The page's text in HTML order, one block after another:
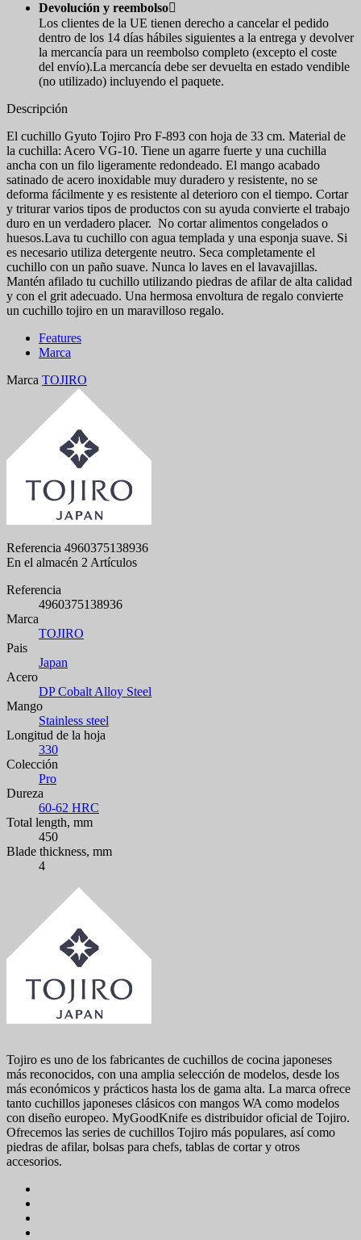
Devolución y reembolso
Los clientes de la UE tienen derecho a cancelar el pedido
dentro de los 14 días hábiles siguientes a la entrega y devolver
la mercancía para un reembolso completo (excepto el coste
del envío).La mercancía debe ser devuelta en estado vendible
(no utilizado) incluyendo el paquete.
Descripción
El cuchillo Gyuto Tojiro Pro F-893 con hoja de 33 cm. Material de
la cuchilla: Acero VG-10. Tiene un agarre fuerte y una cuchilla
ancha con un filo ligeramente redondeado. El mango acabado
satinado de acero inoxidable muy duradero y resistente, no se
deforma fácilmente y es resistente al deterioro con el tiempo. Cortar
y triturar varios tipos de productos con su ayuda convierte el trabajo
duro en un verdadero placer. No cortar alimentos congelados o
huesos.Lava tu cuchillo con agua templada y una esponja suave. Si
es necesario utiliza detergente neutro. Seca completamente el
cuchillo con un paño suave. Nunca lo laves en el lavavajillas.
Mantén afilado tu cuchillo utilizando piedras de afilar de alta calidad
y con el grit adecuado. Una hermosa envoltura de regalo convierte
un cuchillo tojiro en un maravilloso regalo.
Features
Marca
Marca TOJIRO
Referencia 4960375138936
En el almacén 2 Artículos
Referencia
4960375138936
Marca
TOJIRO
Pais
Japan
Acero
DP Cobalt Alloy Steel
Mango
Stainless steel
Longitud de la hoja
330
Colección
Pro
Dureza
60-62 HRC
Total length, mm
450
Blade thickness, mm
4
Tojiro es uno de los fabricantes de cuchillos de cocina japoneses
más reconocidos, con una amplia selección de modelos, desde los
más económicos y prácticos hasta los de gama alta. La marca ofrece
tanto cuchillos japoneses clásicos con mangos WA como modelos
con diseño europeo. MyGoodKnife es distribuidor oficial de Tojiro.
Ofrecemos las series de cuchillos Tojiro más populares, así como
piedras de afilar, bolsas para chefs, tablas de cortar y otros
accesorios.